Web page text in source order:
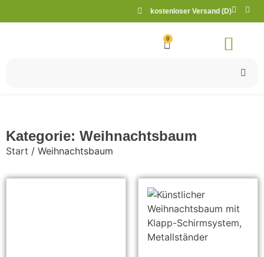
kostenloser Versand (D)
0
Kategorie: Weihnachtsbaum
Start / Weihnachtsbaum